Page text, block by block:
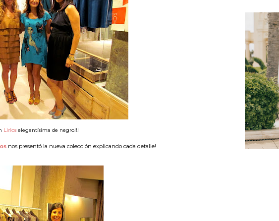
Lirioselegantísima de negro!!!
nos presentó la nueva colección explicando cada detalle!